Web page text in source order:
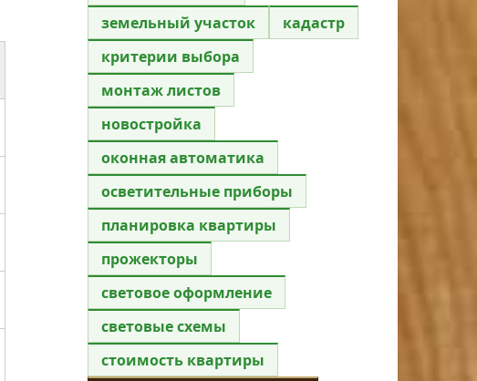
земельный участок
кадастр
критерии выбора
монтаж листов
новостройка
оконная автоматика
осветительные приборы
планировка квартиры
прожекторы
световое оформление
световые схемы
стоимость квартиры